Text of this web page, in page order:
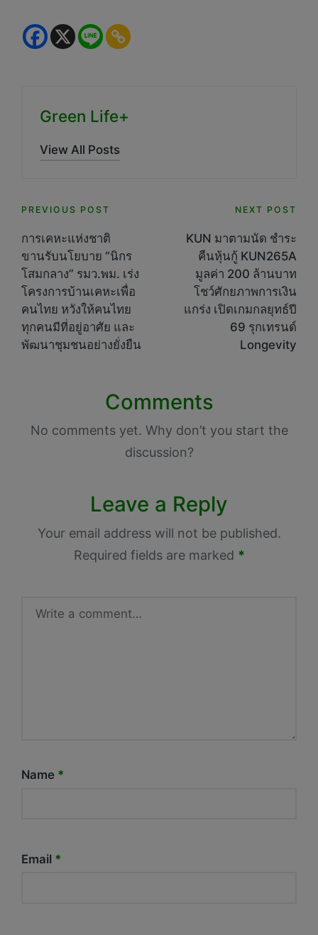
Green Life+
View All Posts
Post
navigation
PREVIOUS POST
การเคหะแห่งชาติ
ขานรับนโยบาย “นิกร
โสมกลาง” รมว.พม. เร่ง
โครงการบ้านเคหะเพื่อ
คนไทย หวังให้คนไทย
ทุกคนมีที่อยู่อาศัย และ
พัฒนาชุมชนอย่างยั่งยืน
NEXT POST
KUN มาตามนัด ชำระ
คืนหุ้นกู้ KUN265A
มูลค่า 200 ล้านบาท
โชว์ศักยภาพการเงิน
แกร่ง เปิดเกมกลยุทธ์ปี
69 รุกเทรนด์
Longevity
Comments
No comments yet. Why don’t you start the
discussion?
Leave a Reply
Your email address will not be published.
Required fields are marked *
Name *
Email *